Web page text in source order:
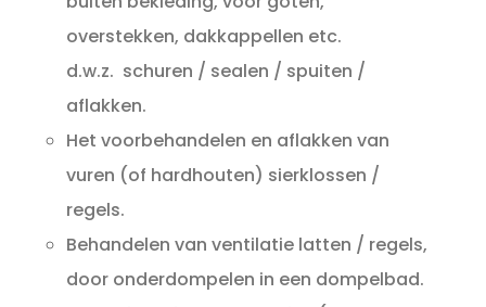
overstekken, dakkappellen etc.
d.w.z. schuren / sealen / spuiten /
aflakken.
Het voorbehandelen en aflakken van
vuren (of hardhouten) sierklossen /
regels.
Behandelen van ventilatie latten / regels,
door onderdompelen in een dompelbad.